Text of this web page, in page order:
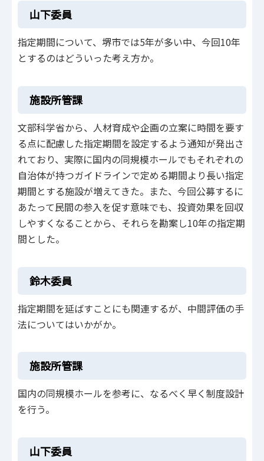
山下委員
指定期間について、堺市では5年が多い中、今回10年
とするのはどういった考え方か。
施設所管課
文部科学省から、人材育成や企画の立案に時間を要す
る点に配慮した指定期間を設定するよう通知が発出さ
れており、実際に国内の同規模ホールでもそれぞれの
自治体が持つガイドラインで定める期間より長い指定
期間とする施設が増えてきた。また、今回公募するに
あたって民間の参入を促す意味でも、投資効果を回収
しやすくなることから、それらを勘案し10年の指定期
間とした。
鈴木委員
指定期間を延ばすことにも関連するが、中間評価の手
法についてはいかがか。
施設所管課
国内の同規模ホールを参考に、なるべく早く制度設計
を行う。
山下委員